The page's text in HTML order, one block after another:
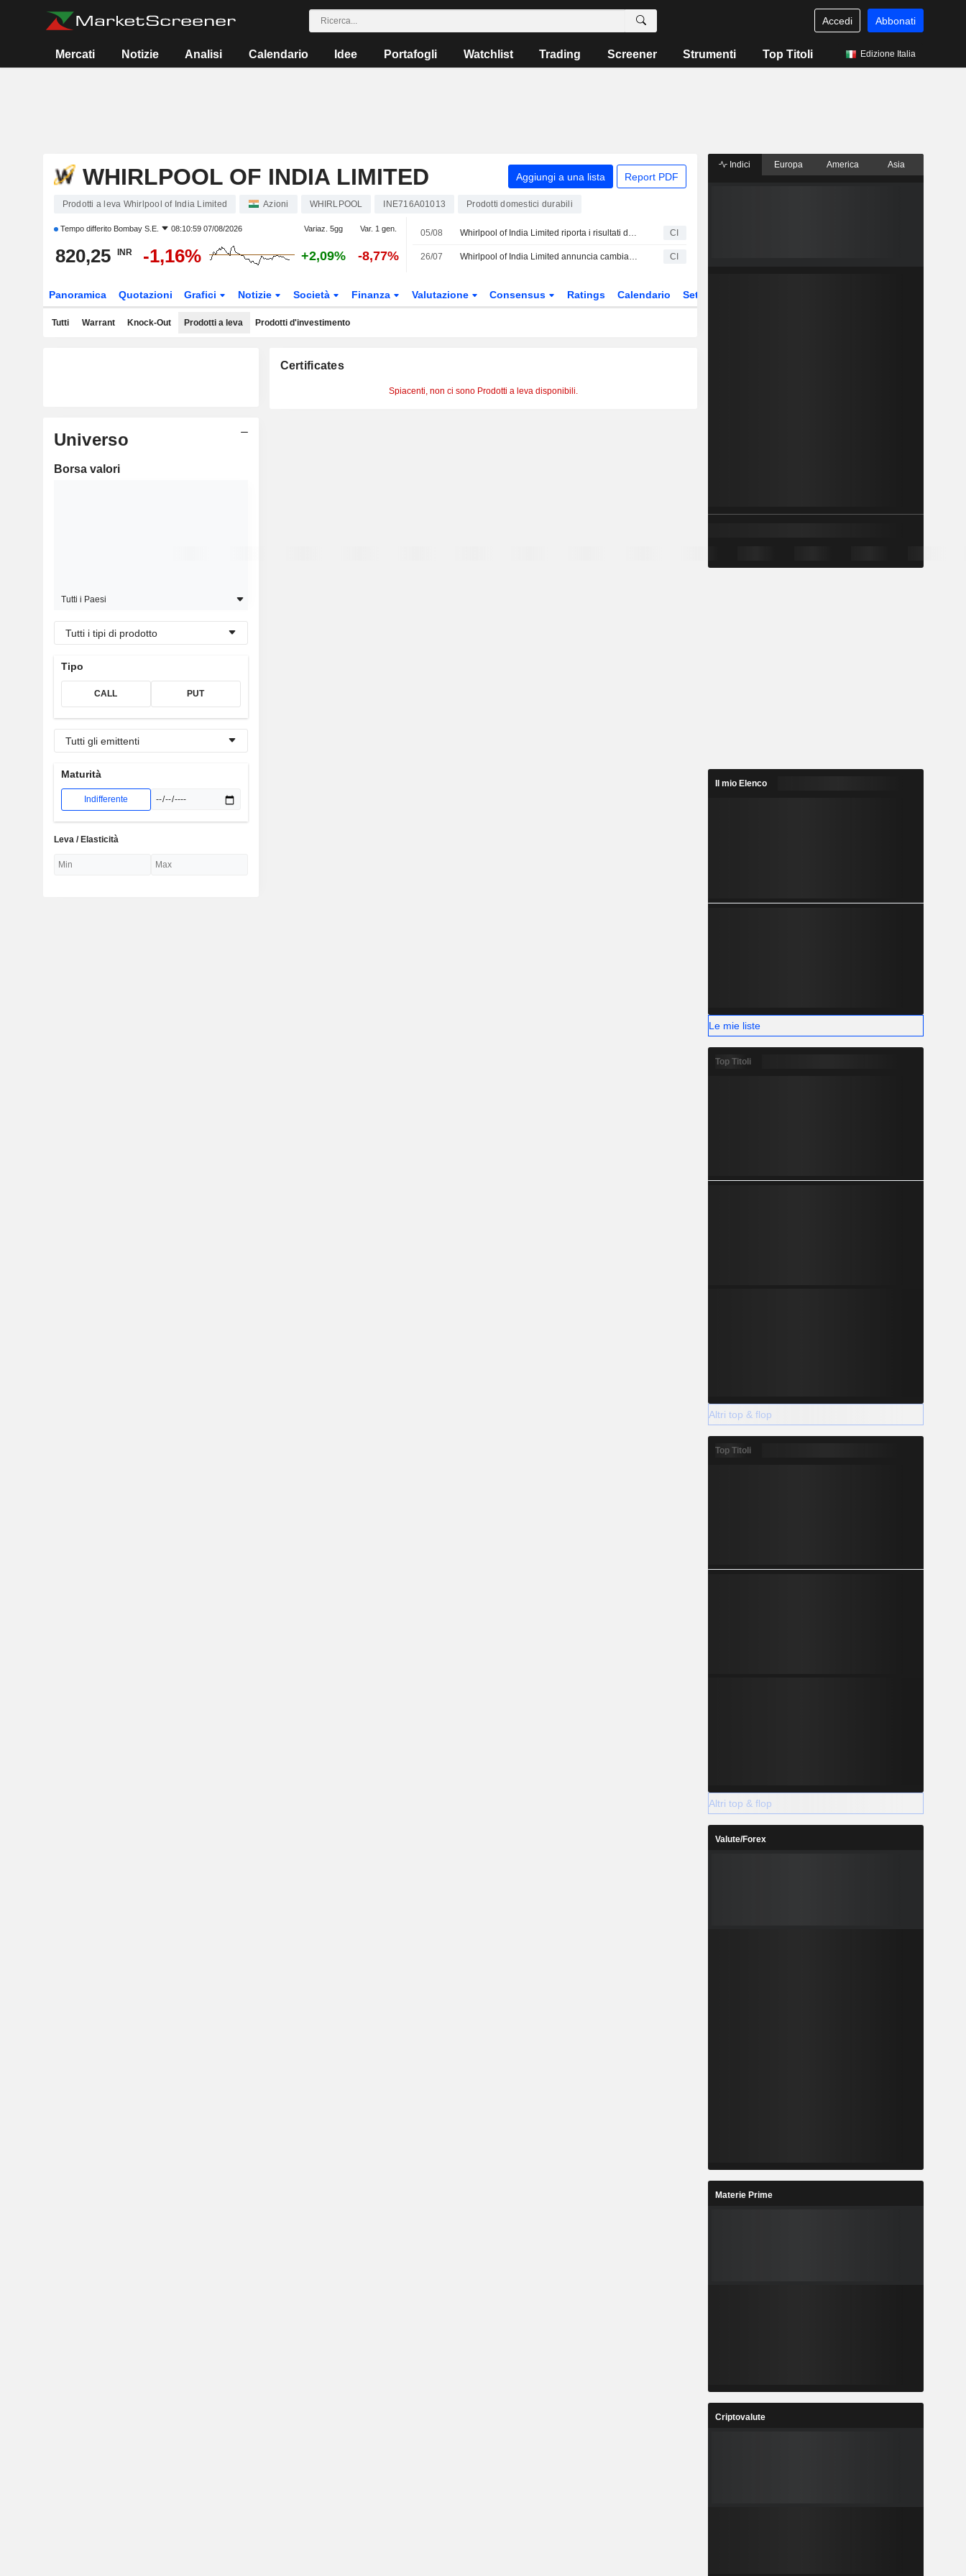
Accedi Abbonati
Mercati Notizie Analisi Calendario Idee Portafogli Watchlist Trading Screener Strumenti Top Titoli Edizione Italia
WHIRLPOOL OF INDIA LIMITED Aggiungi a una lista Report PDF
Prodotti a leva Whirlpool of India Limited Azioni WHIRLPOOL INE716A01013 Prodotti domestici durabili
Tempo differito Bombay S.E. 08:10:59 07/08/2026 Variaz. 5gg Var. 1 gen.
820,25 INR -1,16% +2,09% -8,77%
05/08 Whirlpool of India Limited riporta i risultati degli utili per il primo trimestre conclusosi il 30 giugno 2026 CI
26/07 Whirlpool of India Limited annuncia cambiamenti ai vertici, effettivi dal 27 luglio 2026 CI
Panoramica Quotazioni Grafici Notizie Società Finanza Valutazione Consensus Ratings Calendario Settore
Tutti Warrant Knock-Out Prodotti a leva Prodotti d'investimento
Universo
Borsa valori
Tutti i Paesi
Tutti i tipi di prodotto
Tipo
CALL PUT
Tutti gli emittenti
Maturità
Indifferente
Leva / Elasticità
Certificates
Spiacenti, non ci sono Prodotti a leva disponibili.
Indici Europa America Asia
Il mio Elenco
Le mie liste
Top Titoli
Altri top & flop
Top Titoli
Altri top & flop
Valute/Forex
Materie Prime
Criptovalute